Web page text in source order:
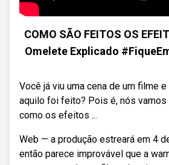
COMO SÃO FEITOS OS
Omelete Explicado
Você já viu uma cena de um filme
aquilo foi feito? Pois é, nós vamos
como os efeitos ...
Web — a produção estreará em 4
então parece improvável que a